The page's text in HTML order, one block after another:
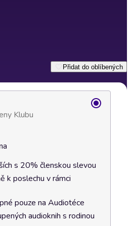
Přidat do oblíbených
Klubu
s 20% členskou slevou
k poslechu v rámci
pouze na Audiotéce
audioknih s rodinou